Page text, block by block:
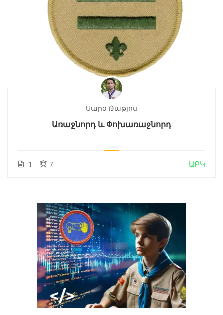
Սարօ Թաթյոս
Առաջնորդ և Փոխառաջնորդ
1 7 ԱԲԿ